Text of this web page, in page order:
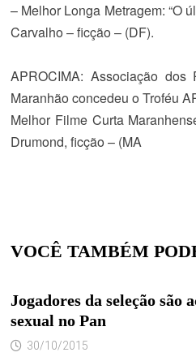
– Melhor Longa Metragem: “O
Carvalho – ficção – (DF).
APROCIMA: Associação
Maranhão concedeu o Troféu
Melhor Filme Curta
Drumond, ficção – (MA
VOCÊ TAMBÉM
Jogadores da seleção são
sexual no Pan
30/10/2015